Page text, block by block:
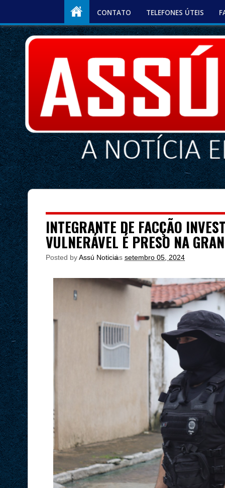
CONTATO TELEFONES ÚTEIS
INTEGRANTE DE FACÇÃO
VULNERÁVEL É PRESO NA
Posted byAssú Noticia
às setembro 05, 2024